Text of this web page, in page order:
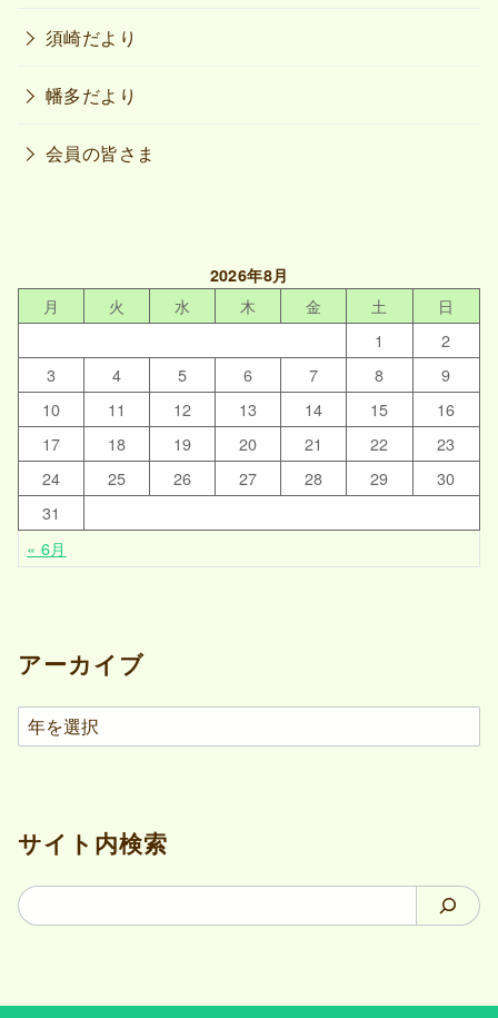
須崎だより
幡多だより
会員の皆さま
2026年8月
月 火 水 木 金 土
日
1
2
3
4 5 6 7 8
9
10
11 12 13 14 15
16
17
18 19 20 21 22
23
24
25 26 27 28 29
30
31
« 6月
アーカイブ
ア
ー
ブ
サイト内検索
検
索